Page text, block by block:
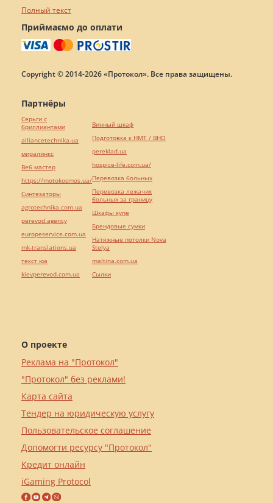
Полный текст
Приймаємо до оплати
Copyright © 2014-2026 «Протокол». Все права защищены.
О проекте
Реклама на "Протокол"
"Протокол" без реклами!
Карта сайта
Тендер на юридическую услугу
Пользовательское соглашение
Допомогти ресурсу "Протокол"
Кредит онлайн
iGaming Protocol
Партнёры
Серьги с
бриллиантами
alliancetechnika.ua
миралинкс
Веб мастер
https://motokosmos.ua/
Синтезаторы
agrotechnika.com.ua
perevod.agency
europeservice.com.ua
mk-translations.ua
текст юа
kievperevod.com.ua
Винный шкаф
Подготовка к НМТ / ВНО
pereklad.ua
hospice-life.com.ua/
Перевозка больных
Перевозка лежачих
больных за границу
Шкафы купе
Брендовые сумки
Натяжные потолки Nova
Stelya
maltina.com.ua
Cылки